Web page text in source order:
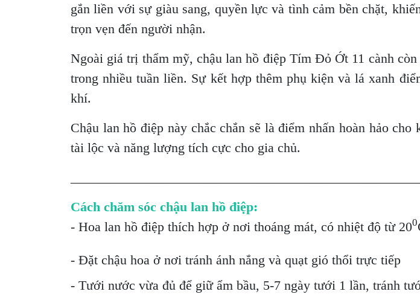
gắn liền với sự giàu sang, quyền lực và tình cảm bền chặt,
trọn vẹn đến người nhận.
Ngoài giá trị thẩm mỹ, chậu lan hồ điệp Tím Đỏ Ớt 11 cành
trong nhiều tuần liền. Sự kết hợp thêm phụ kiện và lá xanh
khí.
Chậu lan hồ điệp này chắc chắn sẽ là điểm nhấn hoàn hảo
tài lộc và năng lượng tích cực cho gia chủ.
Cách chăm sóc chậu lan hồ điệp:
- Hoa lan hồ điệp thích hợp ở nơi thoáng mát, có nhiệt độ từ 200
- Đặt chậu hoa ở nơi tránh ánh nắng và quạt gió thổi trực tiếp
- Tưới nước vừa đủ để giữ ẩm bầu, 5-7 ngày tưới 1 lần, tránh